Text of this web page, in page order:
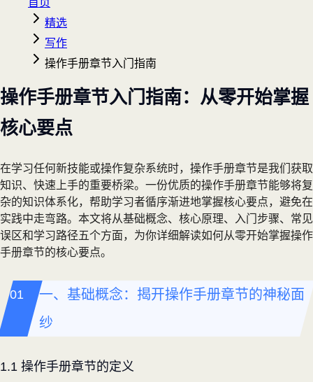
精选
写作
操作手册章节入门指南
操作手册章节入门指南：从零开始掌握
核心要点
在学习任何新技能或操作复杂系统时，操作手册章节是我们获取
知识、快速上手的重要桥梁。一份优质的操作手册章节能够将复
杂的知识体系化，帮助学习者循序渐进地掌握核心要点，避免在
实践中走弯路。本文将从基础概念、核心原理、入门步骤、常见
误区和学习路径五个方面，为你详细解读如何从零开始掌握操作
手册章节的核心要点。
一、基础概念：揭开操作手册章节的神秘面
纱
1.1 操作手册章节的定义